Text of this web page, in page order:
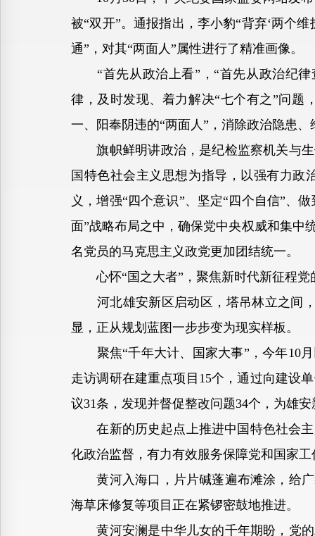
被“双开”。通报指出，李小豹“背弃‘两个
通”，对其“两面人”属性进行了精准画像。
“首先从政治上看”，“首先从政治纪律
律，及时发现、着力解决“七个有之”问题
一、阳奉阴违的“两面人”，消除政治隐患
旗帜鲜明讲政治，是纪检监察机关与生
国特色社会主义思想为指导，以强有力政
义，增强“四个意识”、坚定“四个自信”、
面”战略布局之中，确保党中央权威和集中
名党员的马克思主义政党更加团结统一。
心怀“国之大者”，聚焦新时代新征程党
河北雄安新区启动区，塔吊林立之间，
显，正从规划蓝图一步步变为现实样板。
聚焦“千年大计、国家大事”，今年10月
走访调研在建重点项目15个，通过向建设
议31条，发现并督促整改问题34个，为雄
在新的历史起点上推进中国特色社会主
化政治监督，有力有效服务保障党和国家工
黄河入海口，片片碱蓬遍布滩涂，给广
海草床修复等项目正在紧锣密鼓地推进。
黄河安澜是中华儿女的千年期盼，党的